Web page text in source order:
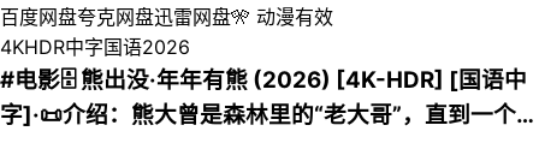
百度网盘夸克网盘迅雷网盘🎌 动漫有效
4KHDR中字国语2026
#电影🗄 熊出没·年年有熊 (2026) [4K-HDR] [国语中
字]·📜介绍：熊大曾是森林里的“老大哥”，直到一个不